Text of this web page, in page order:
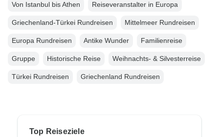
Von Istanbul bis Athen Reiseveranstalter in Europa
Griechenland-Türkei Rundreisen Mittelmeer Rundreisen
Europa Rundreisen Antike Wunder Familienreise
Gruppe Historische Reise Weihnachts- & Silvesterreise
Türkei Rundreisen Griechenland Rundreisen
Top Reiseziele